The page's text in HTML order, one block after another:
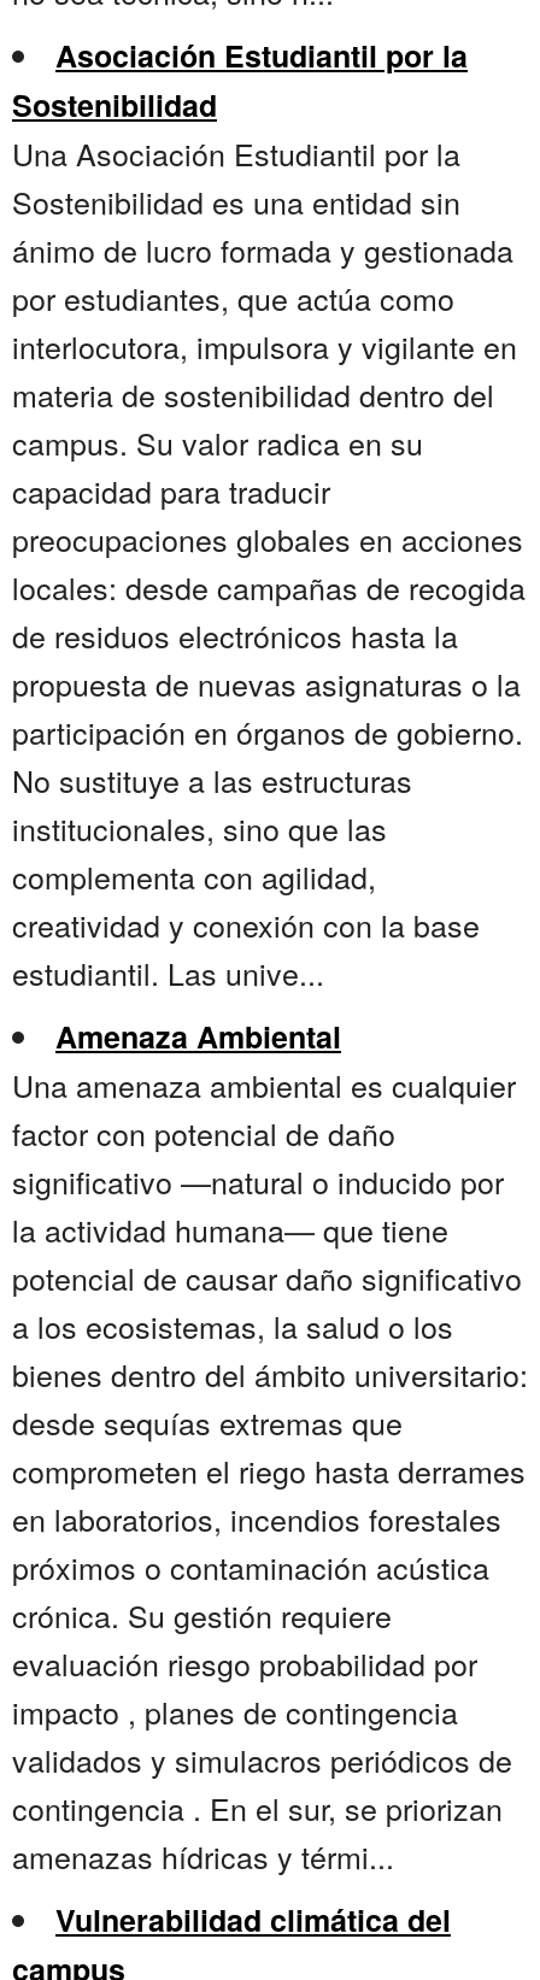
Asociación Estudiantil por la
Sostenibilidad
Una Asociación Estudiantil por la
Sostenibilidad es una entidad sin
ánimo de lucro formada y gestionada
por estudiantes, que actúa como
interlocutora, impulsora y vigilante en
materia de sostenibilidad dentro del
campus. Su valor radica en su
capacidad para traducir
preocupaciones globales en acciones
locales: desde campañas de recogida
de residuos electrónicos hasta la
propuesta de nuevas asignaturas o la
participación en órganos de gobierno.
No sustituye a las estructuras
institucionales, sino que las
complementa con agilidad,
creatividad y conexión con la base
estudiantil. Las unive...
Amenaza Ambiental
Una amenaza ambiental es cualquier
factor con potencial de daño
significativo —natural o inducido por
la actividad humana— que tiene
potencial de causar daño significativo
a los ecosistemas, la salud o los
bienes dentro del ámbito universitario:
desde sequías extremas que
comprometen el riego hasta derrames
en laboratorios, incendios forestales
próximos o contaminación acústica
crónica. Su gestión requiere
evaluación riesgo probabilidad por
impacto , planes de contingencia
validados y simulacros periódicos de
contingencia . En el sur, se priorizan
amenazas hídricas y térmi...
Vulnerabilidad climática del
campus